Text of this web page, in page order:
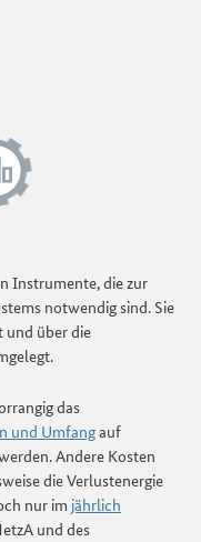
Instrumente, die zur
notwendig sind. Sie
und über die
das
und Umfangauf
Andere Kosten
die Verlustenergie
nur im jährlich
und des